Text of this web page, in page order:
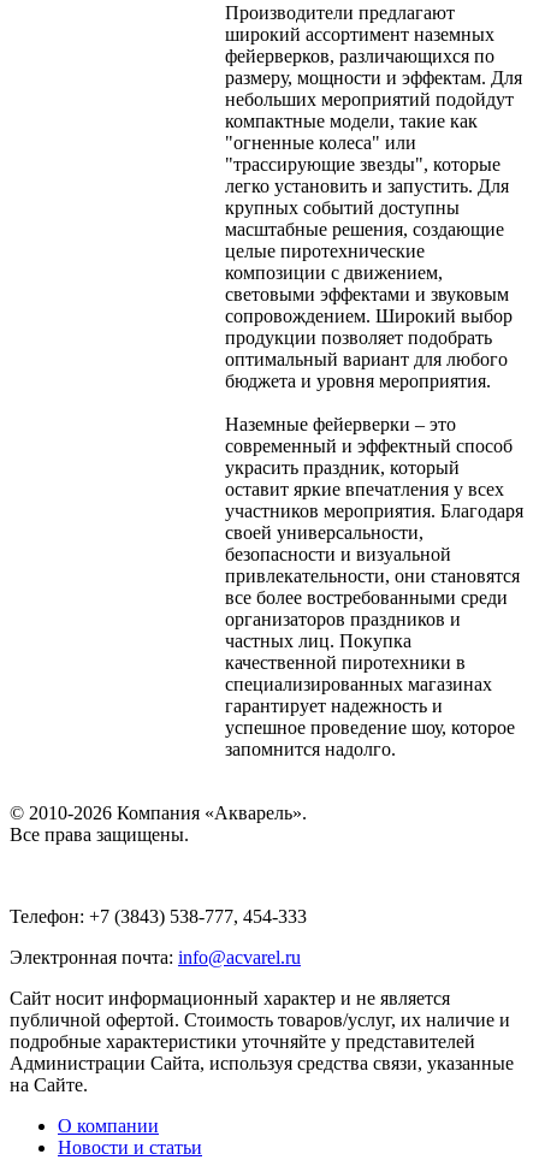
Производители предлагают
широкий ассортимент наземных
фейерверков, различающихся по
размеру, мощности и эффектам. Для
небольших мероприятий подойдут
компактные модели, такие как
"огненные колеса" или
"трассирующие звезды", которые
легко установить и запустить. Для
крупных событий доступны
масштабные решения, создающие
целые пиротехнические
композиции с движением,
световыми эффектами и звуковым
сопровождением. Широкий выбор
продукции позволяет подобрать
оптимальный вариант для любого
бюджета и уровня мероприятия.
Наземные фейерверки – это
современный и эффектный способ
украсить праздник, который
оставит яркие впечатления у всех
участников мероприятия. Благодаря
своей универсальности,
безопасности и визуальной
привлекательности, они становятся
все более востребованными среди
организаторов праздников и
частных лиц. Покупка
качественной пиротехники в
специализированных магазинах
гарантирует надежность и
успешное проведение шоу, которое
запомнится надолго.
© 2010-2026 Компания «Акварель».
Все права защищены.
Телефон: +7 (3843) 538-777, 454-333
Электронная почта: info@acvarel.ru
Сайт носит информационный характер и не является
публичной офертой. Стоимость товаров/услуг, их наличие и
подробные характеристики уточняйте у представителей
Администрации Сайта, используя средства связи, указанные
на Сайте.
О компании
Новости и статьи